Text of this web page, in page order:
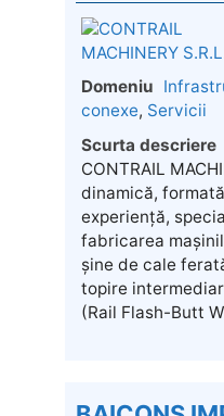
Domeniu
conexe, Servicii
Scurta descriere
CONTRAIL
dinamică,
experiență,
fabricarea
șine de cale
topire
(Rail Flash-Butt